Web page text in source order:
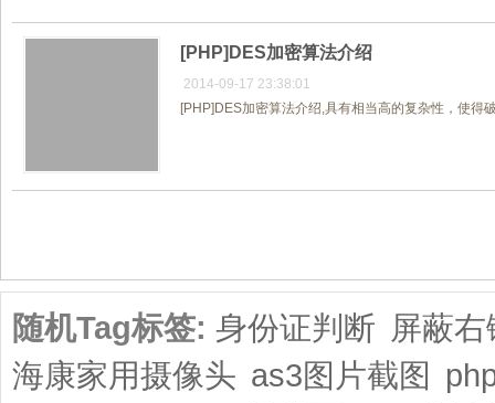
教学课程全终端视频加密
防下载/防盗录/防录屏/防篡改
免费稳定无广
内容
[PHP]DES加密算法介绍
2014-09-17 23:38:01
[PHP]DES加密算法介绍,具有相当高的复杂性，使得
随机Tag标签: 身份证判断 屏蔽右
海康家用摄像头 as3图片截图